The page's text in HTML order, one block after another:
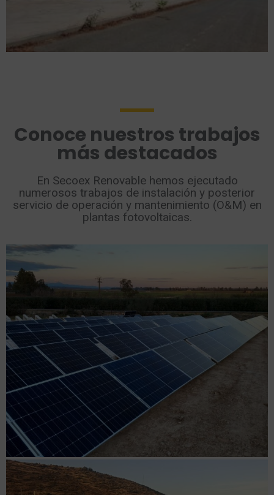
Conoce nuestros trabajos
más destacados
En Secoex Renovable hemos ejecutado
numerosos trabajos de instalación y posterior
servicio de operación y mantenimiento (O&M) en
plantas fotovoltaicas.